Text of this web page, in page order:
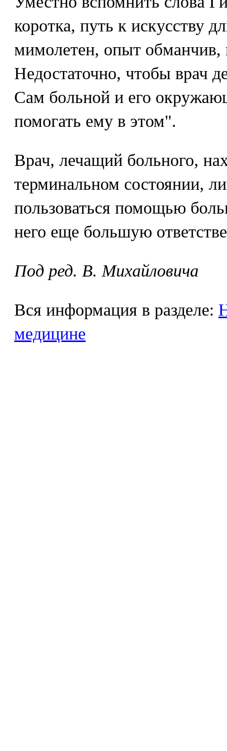
коротка, путь к искусству
мимолетен, опыт обманчив,
Недостаточно, чтобы врач
Сам больной и его
помогать ему в этом".
Врач, лечащий больного,
терминальном состоянии,
пользоваться помощью
него еще большую
Под ред. В. Михайловича
Вся информация в разделе:
медицине